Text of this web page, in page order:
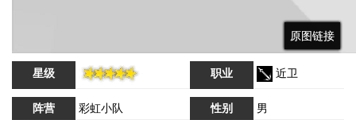
原图链接
原图链接
原图链接
星级 职业 近卫
阵营 彩虹小队 性别 男